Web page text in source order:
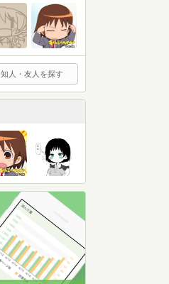
知人・友人を探す